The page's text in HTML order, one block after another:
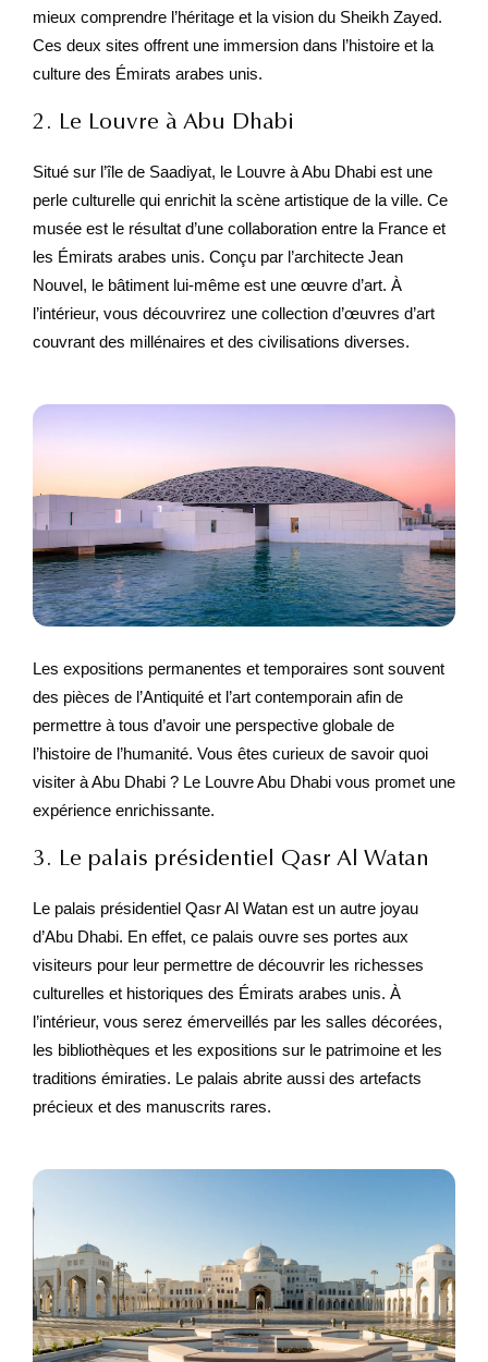
mieux comprendre l’héritage et la vision du Sheikh Zayed.
Ces deux sites offrent une immersion dans l’histoire et la
culture des Émirats arabes unis.
2. Le Louvre à Abu Dhabi
Situé sur l’île de Saadiyat, le Louvre à Abu Dhabi est une
perle culturelle qui enrichit la scène artistique de la ville. Ce
musée est le résultat d’une collaboration entre la France et
les Émirats arabes unis. Conçu par l’architecte Jean
Nouvel, le bâtiment lui-même est une œuvre d’art. À
l’intérieur, vous découvrirez une collection d’œuvres d’art
couvrant des millénaires et des civilisations diverses.
Les expositions permanentes et temporaires sont souvent
des pièces de l’Antiquité et l’art contemporain afin de
permettre à tous d’avoir une perspective globale de
l’histoire de l’humanité. Vous êtes curieux de savoir quoi
visiter à Abu Dhabi ? Le Louvre Abu Dhabi vous promet une
expérience enrichissante.
3. Le palais présidentiel Qasr Al Watan
Le palais présidentiel Qasr Al Watan est un autre joyau
d’Abu Dhabi. En effet, ce palais ouvre ses portes aux
visiteurs pour leur permettre de découvrir les richesses
culturelles et historiques des Émirats arabes unis. À
l’intérieur, vous serez émerveillés par les salles décorées,
les bibliothèques et les expositions sur le patrimoine et les
traditions émiraties. Le palais abrite aussi des artefacts
précieux et des manuscrits rares.